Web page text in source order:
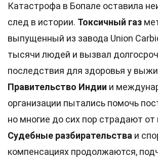
Катастрофа в Бопале оставила
след в истории. Токсичный газ
выпущенный из завода Union
тысячи людей и вызвал
последствия для здоровья у
Правительство Индии и
организации пытались помочь
но многие до сих пор страдают от
Судебные разбирательства и
компенсациях продолжаются,